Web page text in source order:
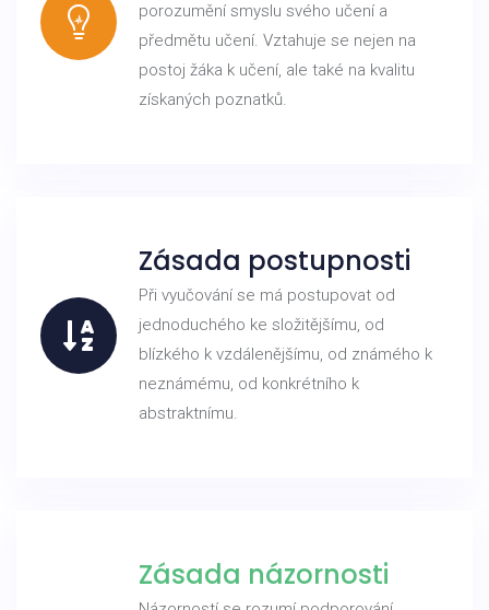
porozumění smyslu svého učení a
předmětu učení. Vztahuje se nejen na
postoj žáka k učení, ale také na kvalitu
získaných poznatků.
Zásada postupnosti
Při vyučování se má postupovat od
jednoduchého ke složitějšímu, od
blízkého k vzdálenějšímu, od známého k
neznámému, od konkrétního k
abstraktnímu.
Zásada názornosti